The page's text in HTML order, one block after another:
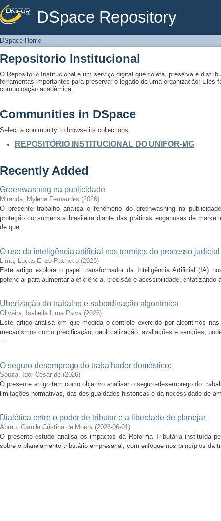
DSpace Repository
DSpace Home
DSpace Home
Repositorio Institucional
O Repositorio Institucional é um serviço digital que coleta, preserva e
ferramentas importantes para preservar o legado de uma organização; Eles
comunicação acadêmica.
Communities in DSpace
Select a community to browse its collections.
REPOSITÓRIO INSTITUCIONAL DO UNIFOR-MG
Recently Added
Greenwashing na publicidade
Miranda, Mylena Fernandes (2026)
O presente trabalho analisa o fenômeno do greenwashing na
proteção consumerista brasileira diante das práticas enganosas de
de que ...
O uso da inteligência artificial nos tramites do processo judicial
Lima, Lucas Enzo Pacheco (2026)
Este artigo explora o papel transformador da Inteligência Artificial (IA)
potencial para aumentar a eficiência, precisão e acessibilidade, enfatizando
Uberização do trabalho e subordinação algorítmica
Oliveira, Isabella Lima Paiva (2026)
Este artigo analisa em que medida o controle exercido por algoritmos
mecanismos como precificação, geolocalização, avaliações e sanções,
...
O seguro-desemprego do trabalhador doméstico:
Souza, Igor Cesar de (2026)
O presente artigo tem como objetivo analisar o seguro-desemprego do
limitações normativas, das desigualdades históricas e da necessidade de
Dialética entre o poder de tributar e a liberdade de planejar
Abreu, Camila Cristina de Moura (2026-06-01)
O presente estudo analisa os impactos da Reforma Tributária instituída
sobre o planejamento tributário empresarial, com enfoque nos princípios da